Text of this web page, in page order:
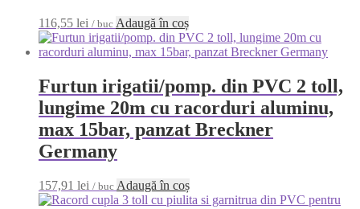
116,55 lei / buc Adaugă în coș
Furtun irigatii/pomp. din PVC 2 toll,
lungime 20m cu racorduri aluminu,
max 15bar, panzat Breckner
Germany
157,91 lei / buc Adaugă în coș